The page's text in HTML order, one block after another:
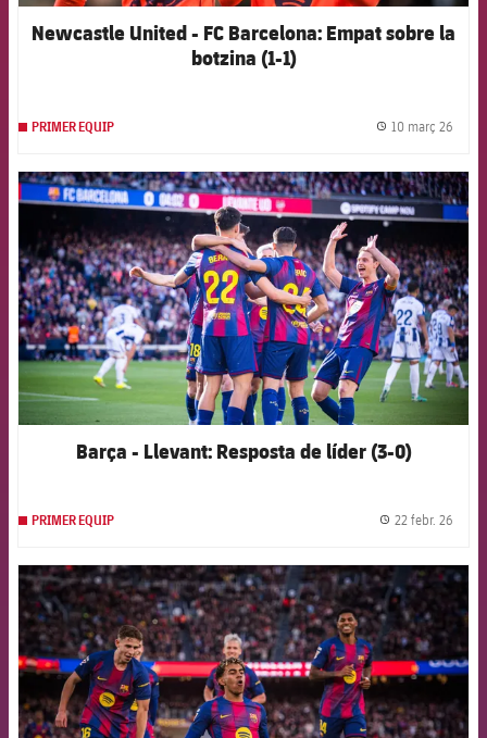
Newcastle United - FC Barcelona: Empat sobre la
botzina (1-1)
PRIMER EQUIP 10 març 26
FCB Barcelona badge
Barça - Llevant: Resposta de líder (3-0)
PRIMER EQUIP 22 febr. 26
FCB Barcelona badge